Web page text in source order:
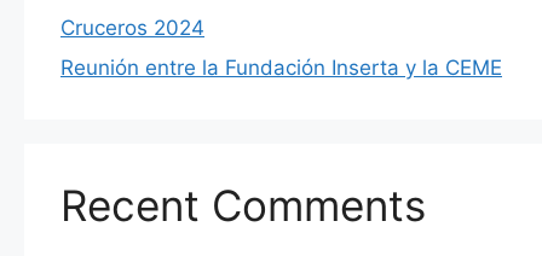
Cruceros 2024
Reunión entre la Fundación Inserta y la CEME
Recent Comments